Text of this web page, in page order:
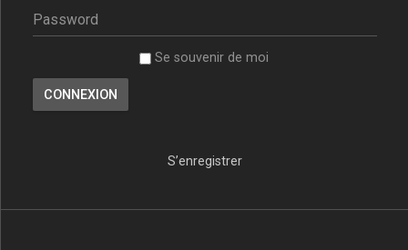
Se souvenir de moi
S’enregistrer